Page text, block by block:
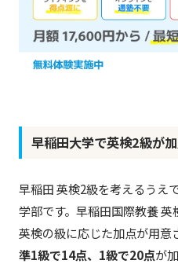
早稲田大学で英検2級が
早稲田 英検2級を考えるうえ
学部です。早稲田国際教養
英検の級に応じた加点が用意
準1級で14点、1級で20点が